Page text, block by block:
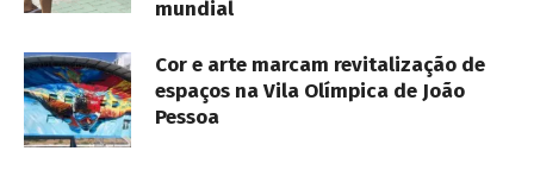
mundial
Cor e arte marcam revitalização de
espaços na Vila Olímpica de João
Pessoa